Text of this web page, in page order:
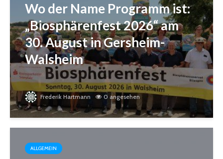
Wo der Name Programm ist:
„Biosphärenfest 2026“ am
30. August in Gersheim-
Walsheim
Frederik Hartmann 0 angesehen
ALLGEMEIN